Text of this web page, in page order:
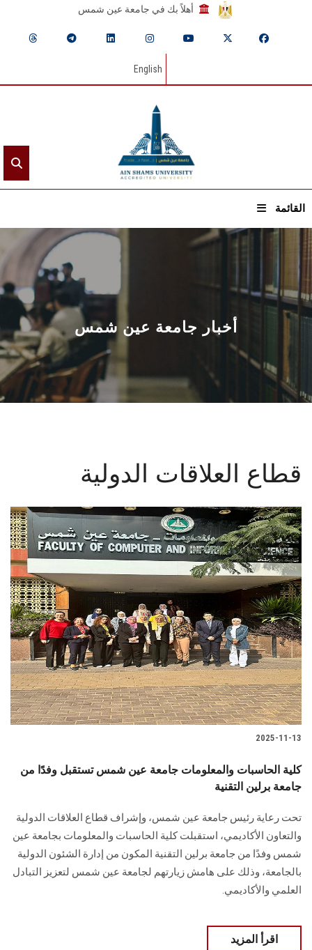
أهلاً بك في جامعة عين شمس
English
القائمة
الرئيسيـة
عن الجامعة
القطاعـات
الشئون الأكاديمية
البحث العلمي
المراكز والوحدات
الأنظمة الذكية
الإعلام
تواصل معنا
الطلاب
هيئة التدريس
الدراسات العليا
الزائـرون
سجل الان
أخبار جامعة عين شمس
قطاع العلاقات الدولية
2025-11-13
كلية الحاسبات والمعلومات جامعة عين شمس تستقبل وفدًا من
جامعة برلين التقنية
تحت رعاية رئيس جامعة عين شمس، وإشراف قطاع العلاقات الدولية
والتعاون الأكاديمي، استقبلت كلية الحاسبات والمعلومات بجامعة عين
شمس وفدًا من جامعة برلين التقنية المكون من إدارة الشئون الدولية
بالجامعة، وذلك على هامش زيارتهم لجامعة عين شمس لتعزيز التبادل
العلمي والأكاديمي.
اقرأ المزيد